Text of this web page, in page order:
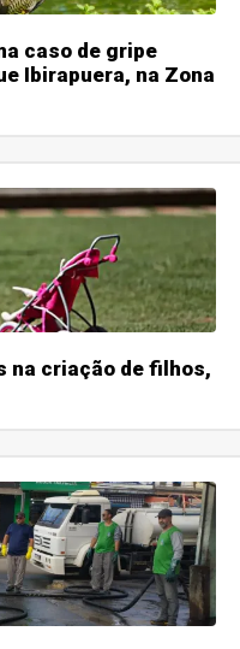
caso de gripe
Ibirapuera, na Zona
na criação de filhos,